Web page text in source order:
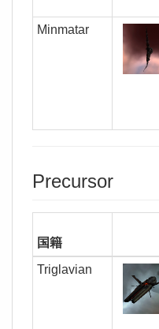
Minmatar
Precursor
国籍
Triglavian